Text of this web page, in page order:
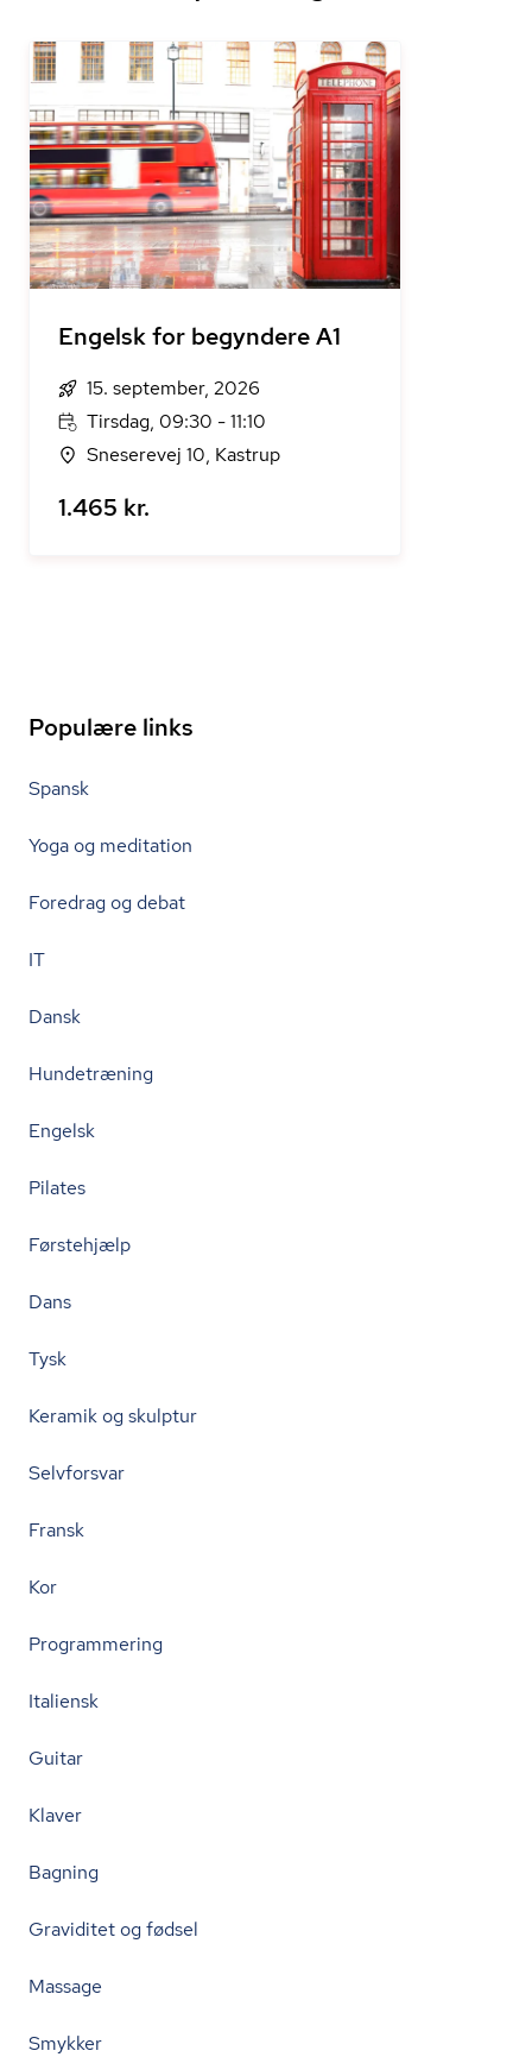
Engelsk for begyndere A1
15. september, 2026
Tirsdag, 09:30 - 11:10
Sneserevej 10, Kastrup
1.465 kr.
Populære links
Spansk
Yoga og meditation
Foredrag og debat
IT
Dansk
Hundetræning
Engelsk
Pilates
Førstehjælp
Dans
Tysk
Keramik og skulptur
Selvforsvar
Fransk
Kor
Programmering
Italiensk
Guitar
Klaver
Bagning
Graviditet og fødsel
Massage
Smykker